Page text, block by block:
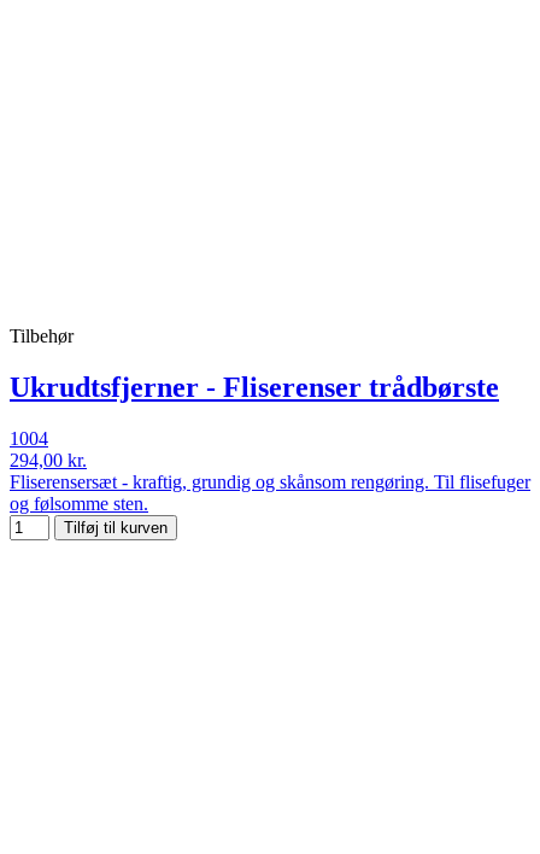
Tilbehør
Ukrudtsfjerner - Fliserenser trådbørste
1004
294,00 kr.
Fliserensersæt - kraftig, grundig og skånsom rengøring. Til flisefuger
og følsomme sten.
Tilføj til kurven